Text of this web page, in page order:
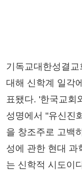
기독교대한성결교
대해 신학계 일각
표됐다. '한국교회
성명에서 "유신진
을 창조주로 고백
성에 관한 현대 과
는 신학적 시도이